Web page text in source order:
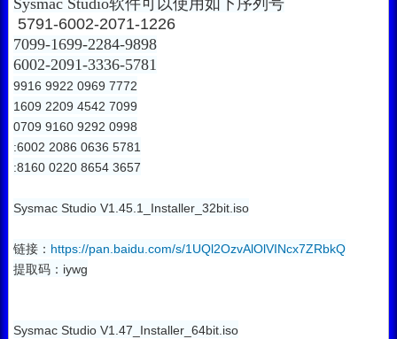
Sysmac Studio软件可以使用如下序列号
5791-6002-2071-1226
7099-1699-2284-9898
6002-2091-3336-5781
9916 9922 0969 7772
1609 2209 4542 7099
0709 9160 9292 0998
:6002 2086 0636 5781
:8160 0220 8654 3657
Sysmac Studio V1.45.1_Installer_32bit.iso
链接： https://pan.baidu.com/s/1UQl2OzvAlOlVINcx7ZRbkQ
提取码：iywg
Sysmac Studio V1.47_Installer_64bit.iso